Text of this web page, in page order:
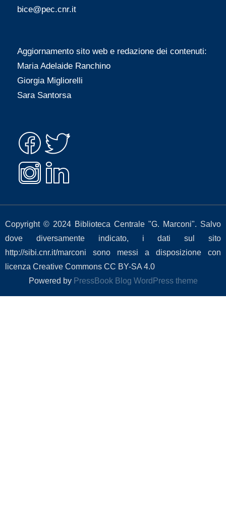
s
bice@pec.cnr.it
Aggiornamento sito web e redazione dei contenuti:
Maria Adelaide Ranchino
Giorgia Migliorelli
Sara Santorsa
Copyright © 2024 Biblioteca Centrale "G. Marconi". Salvo
dove diversamente indicato, i dati sul sito
http://sibi.cnr.it/marconi sono messi a disposizione con
licenza Creative Commons CC BY-SA 4.0
Powered by PressBook Blog WordPress theme